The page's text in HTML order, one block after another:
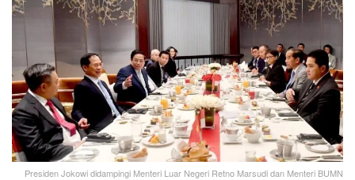
Presiden Jokowi didampingi Menteri Luar Negeri Retno Marsudi dan Menteri BUMN